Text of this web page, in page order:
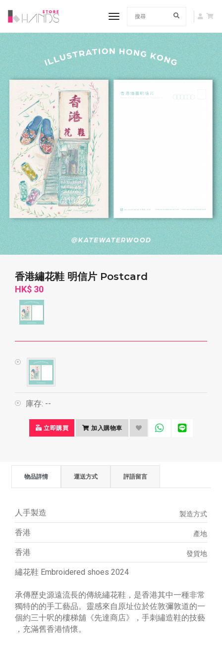
toggle navigation
香港繡花鞋 明信片 Postcard
HK$ 30
庫存: --
立即購買 加入購物車
物品詳情 運送方式 評語留言
製造方式
人手製造
產地
香港
發貨地
香港
繡花鞋 Embroidered shoes 2024
承傳歷史源遠流長的傳統繡花鞋，是香港其中一種非常
獨特的的手工藝品。靈感來自原址位於佐敦彌敦道的一
個約三十呎的樓梯舖《先達商店》，手刺繡造鞋的技藝
，充滿舊香港情懷。